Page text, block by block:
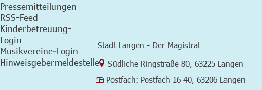
Pressemitteilungen
RSS-Feed
Kinderbetreuung-
Login
Musikvereine-Login
Hinweisgebermeldestelle
Stadt Langen - Der Magistrat
Link zur Google-Maps Navigation
Südliche Ringstraße 80, 63225 Langen
Postfach: Postfach 16 40, 63206 Langen